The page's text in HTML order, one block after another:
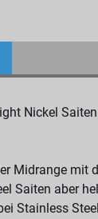
Nickel
Midrange mit
Saiten aber
Stainless